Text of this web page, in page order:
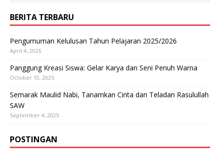
BERITA TERBARU
Pengumuman Kelulusan Tahun Pelajaran 2025/2026
April 4, 2026
Panggung Kreasi Siswa: Gelar Karya dan Seni Penuh Warna
October 10, 2025
Semarak Maulid Nabi, Tanamkan Cinta dan Teladan Rasulullah
SAW
September 4, 2025
POSTINGAN